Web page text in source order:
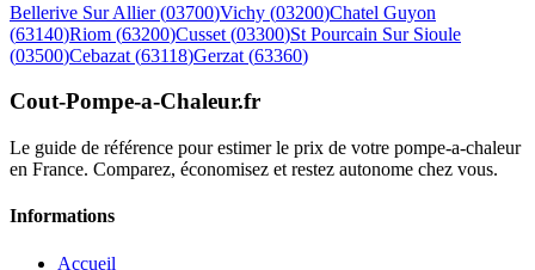
Bellerive Sur Allier (03700)Vichy (03200)Chatel Guyon
(63140)Riom (63200)Cusset (03300)St Pourcain Sur Sioule
(03500)Cebazat (63118)Gerzat (63360)
Cout-Pompe-a-Chaleur.fr
Le guide de référence pour estimer le prix de votre pompe-a-chaleur
en France. Comparez, économisez et restez autonome chez vous.
Informations
Accueil